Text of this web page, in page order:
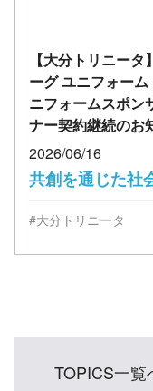
【大分トリニー
ーグ ユニフォー
ニフォームスポン
ナー契約継続のお
2026/06/16
共創を通じた社
#大分トリニータ
TOPICS一覧